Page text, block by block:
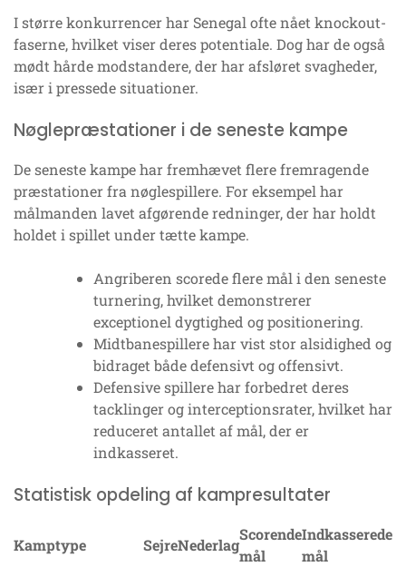
I større konkurrencer har Senegal ofte nået knockout-
faserne, hvilket viser deres potentiale. Dog har de også
mødt hårde modstandere, der har afsløret svagheder,
især i pressede situationer.
Nøglepræstationer i de seneste kampe
De seneste kampe har fremhævet flere fremragende
præstationer fra nøglespillere. For eksempel har
målmanden lavet afgørende redninger, der har holdt
holdet i spillet under tætte kampe.
Angriberen scorede flere mål i den seneste
turnering, hvilket demonstrerer
exceptionel dygtighed og positionering.
Midtbanespillere har vist stor alsidighed og
bidraget både defensivt og offensivt.
Defensive spillere har forbedret deres
tacklinger og interceptionsrater, hvilket har
reduceret antallet af mål, der er
indkasseret.
Statistisk opdeling af kampresultater
Kamptype SejreNederlag
Scorende
mål
Indkasserede
mål